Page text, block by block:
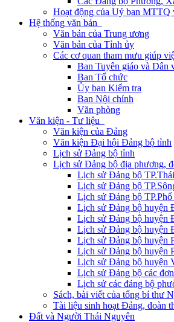
Hoạt động của Uỷ ban MTTQ
Hệ thống văn bản
Văn bản của Trung ương
Văn bản của Tỉnh ủy
Các cơ quan tham mưu giúp
Ban Tuyên giáo và Dân
Ban Tổ chức
Ủy ban Kiểm tra
Ban Nội chính
Văn phòng
Văn kiện - Tư liệu
Văn kiện của Đảng
Văn kiện Đại hội Đảng bộ tỉnh
Lịch sử Đảng bộ tỉnh
Lịch sử Đảng bộ địa phương,
Lịch sử Đảng bộ
Lịch sử Đảng bộ
Lịch sử Đảng bộ TP.Phổ
Lịch sử Đảng bộ huyện
Lịch sử Đảng bộ huyện
Lịch sử Đảng bộ huyện
Lịch sử Đảng bộ huyện
Lịch sử Đảng bộ huyện
Lịch sử Đảng bộ huyện
Lịch sử Đảng bộ các
Lịch sử các đảng bộ
Sách, bài viết của tổng bí thư
Tài liệu sinh hoạt Đảng, đoàn
Đất và Người Thái Nguyên